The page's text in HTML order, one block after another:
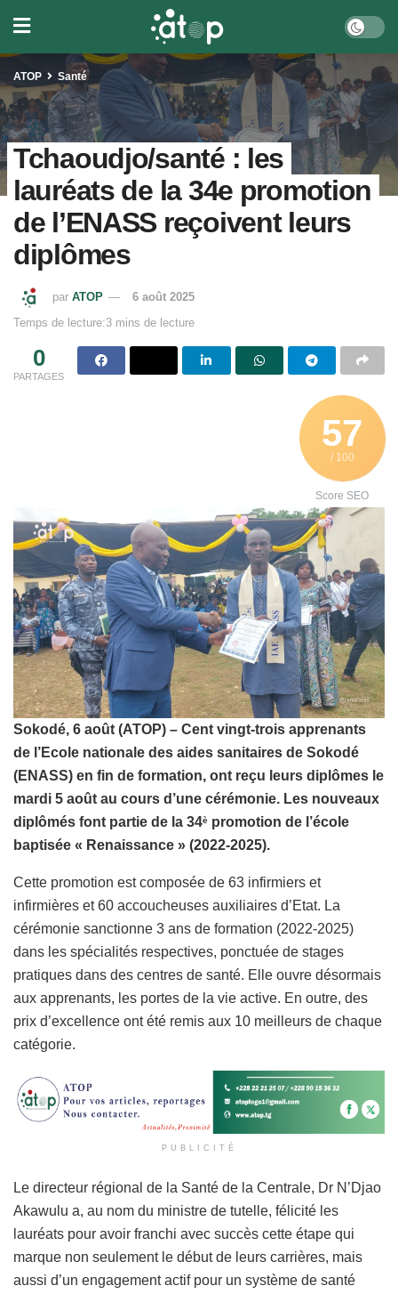
ATOP Santé
Tchaoudjo/santé : les
lauréats de la 34e promotion
de l’ENASS reçoivent leurs
diplômes
par ATOP
6 août 2025
Temps de lecture:3 mins de lecture
0
PARTAGES
57
/ 100
Score SEO
Sokodé, 6 août (ATOP) – Cent vingt-trois apprenants
de l’Ecole nationale des aides sanitaires de Sokodé
(ENASS) en fin de formation, ont reçu leurs diplômes le
mardi 5 août au cours d’une cérémonie. Les nouveaux
diplômés font partie de la 34è promotion de l’école
baptisée « Renaissance » (2022-2025).
Cette promotion est composée de 63 infirmiers et
infirmières et 60 accoucheuses auxiliaires d’Etat. La
cérémonie sanctionne 3 ans de formation (2022-2025)
dans les spécialités respectives, ponctuée de stages
pratiques dans des centres de santé. Elle ouvre désormais
aux apprenants, les portes de la vie active. En outre, des
prix d’excellence ont été remis aux 10 meilleurs de chaque
catégorie.
PUBLICITÉ
Le directeur régional de la Santé de la Centrale, Dr N’Djao
Akawulu a, au nom du ministre de tutelle, félicité les
lauréats pour avoir franchi avec succès cette étape qui
marque non seulement le début de leurs carrières, mais
aussi d’un engagement actif pour un système de santé